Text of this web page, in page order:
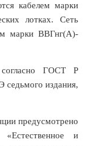
кабелем марки
лотках. Сеть
марки ВВГнг(А)-
согласно ГОСТ Р
седьмого издания,
предусмотрено
и